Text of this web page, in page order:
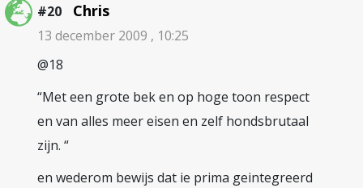
#20 Chris
13 december 2009 , 10:25
@18
“Met een grote bek en op hoge toon respect
en van alles meer eisen en zelf hondsbrutaal
zijn. “
en wederom bewijs dat ie prima geintegreerd